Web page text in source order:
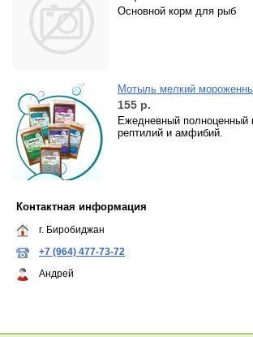
Основной корм для рыб
Мотыль мелкий
155 р.
Ежедневный полноценный
рептилий и амфибий.
Контактная информация
г. Биробиджан
+7 (964) 477-73-72
Андрей